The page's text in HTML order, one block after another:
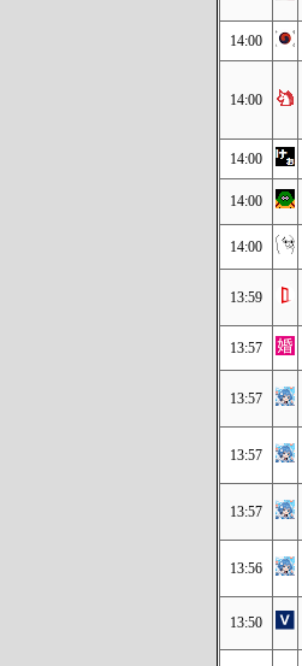
14:00
14:00
14:00
14:00
14:00
13:59
13:57
13:57
13:57
13:57
13:56
13:50